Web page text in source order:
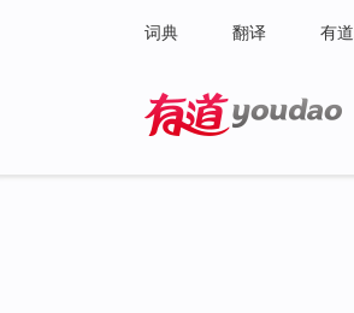
词典 翻译 有